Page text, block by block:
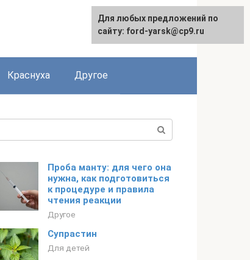
Краснуха Другое
Проба манту: для чего она
нужна, как подготовиться
к процедуре и правила
чтения реакции
Другое
Супрастин
Для детей
Для любых предложений по
сайту: ford-yarsk@cp9.ru